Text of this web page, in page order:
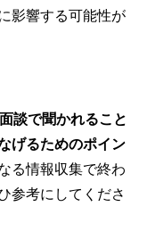
影響する可能性が
談で聞かれること
げるためのポイン
る情報収集で終わ
参考にしてくださ